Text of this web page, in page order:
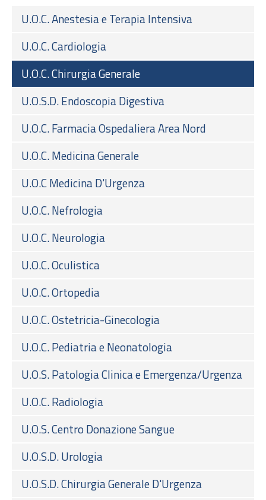
U.O.C. Anestesia e Terapia Intensiva
U.O.C. Cardiologia
U.O.C. Chirurgia Generale
U.O.S.D. Endoscopia Digestiva
U.O.C. Farmacia Ospedaliera Area Nord
U.O.C. Medicina Generale
U.O.C Medicina D'Urgenza
U.O.C. Nefrologia
U.O.C. Neurologia
U.O.C. Oculistica
U.O.C. Ortopedia
U.O.C. Ostetricia-Ginecologia
U.O.C. Pediatria e Neonatologia
U.O.S. Patologia Clinica e Emergenza/Urgenza
U.O.C. Radiologia
U.O.S. Centro Donazione Sangue
U.O.S.D. Urologia
U.O.S.D. Chirurgia Generale D'Urgenza